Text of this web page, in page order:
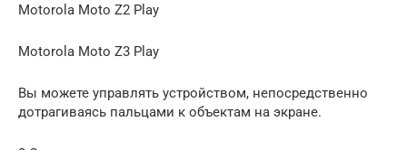
Motorola Moto Z2 Play
Motorola Moto Z3 Play
Вы можете управлять устройством, непосредственно
дотрагиваясь пальцами к объектам на экране.